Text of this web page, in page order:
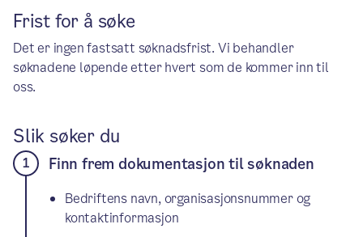
Frist for å søke
Det er ingen fastsatt søknadsfrist. Vi behandler
søknadene løpende etter hvert som de kommer inn til
oss.
Slik søker du
Finn frem dokumentasjon til søknaden
Bedriftens navn, organisasjonsnummer og
kontaktinformasjon